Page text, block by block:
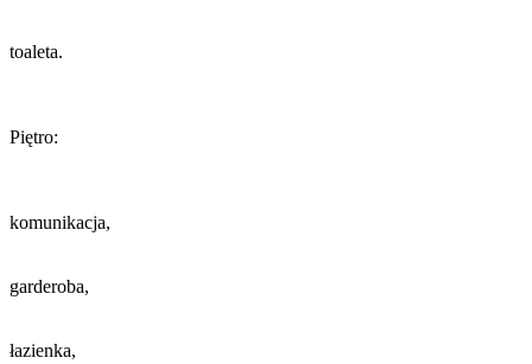
toaleta.
Piętro:
komunikacja,
garderoba,
łazienka,